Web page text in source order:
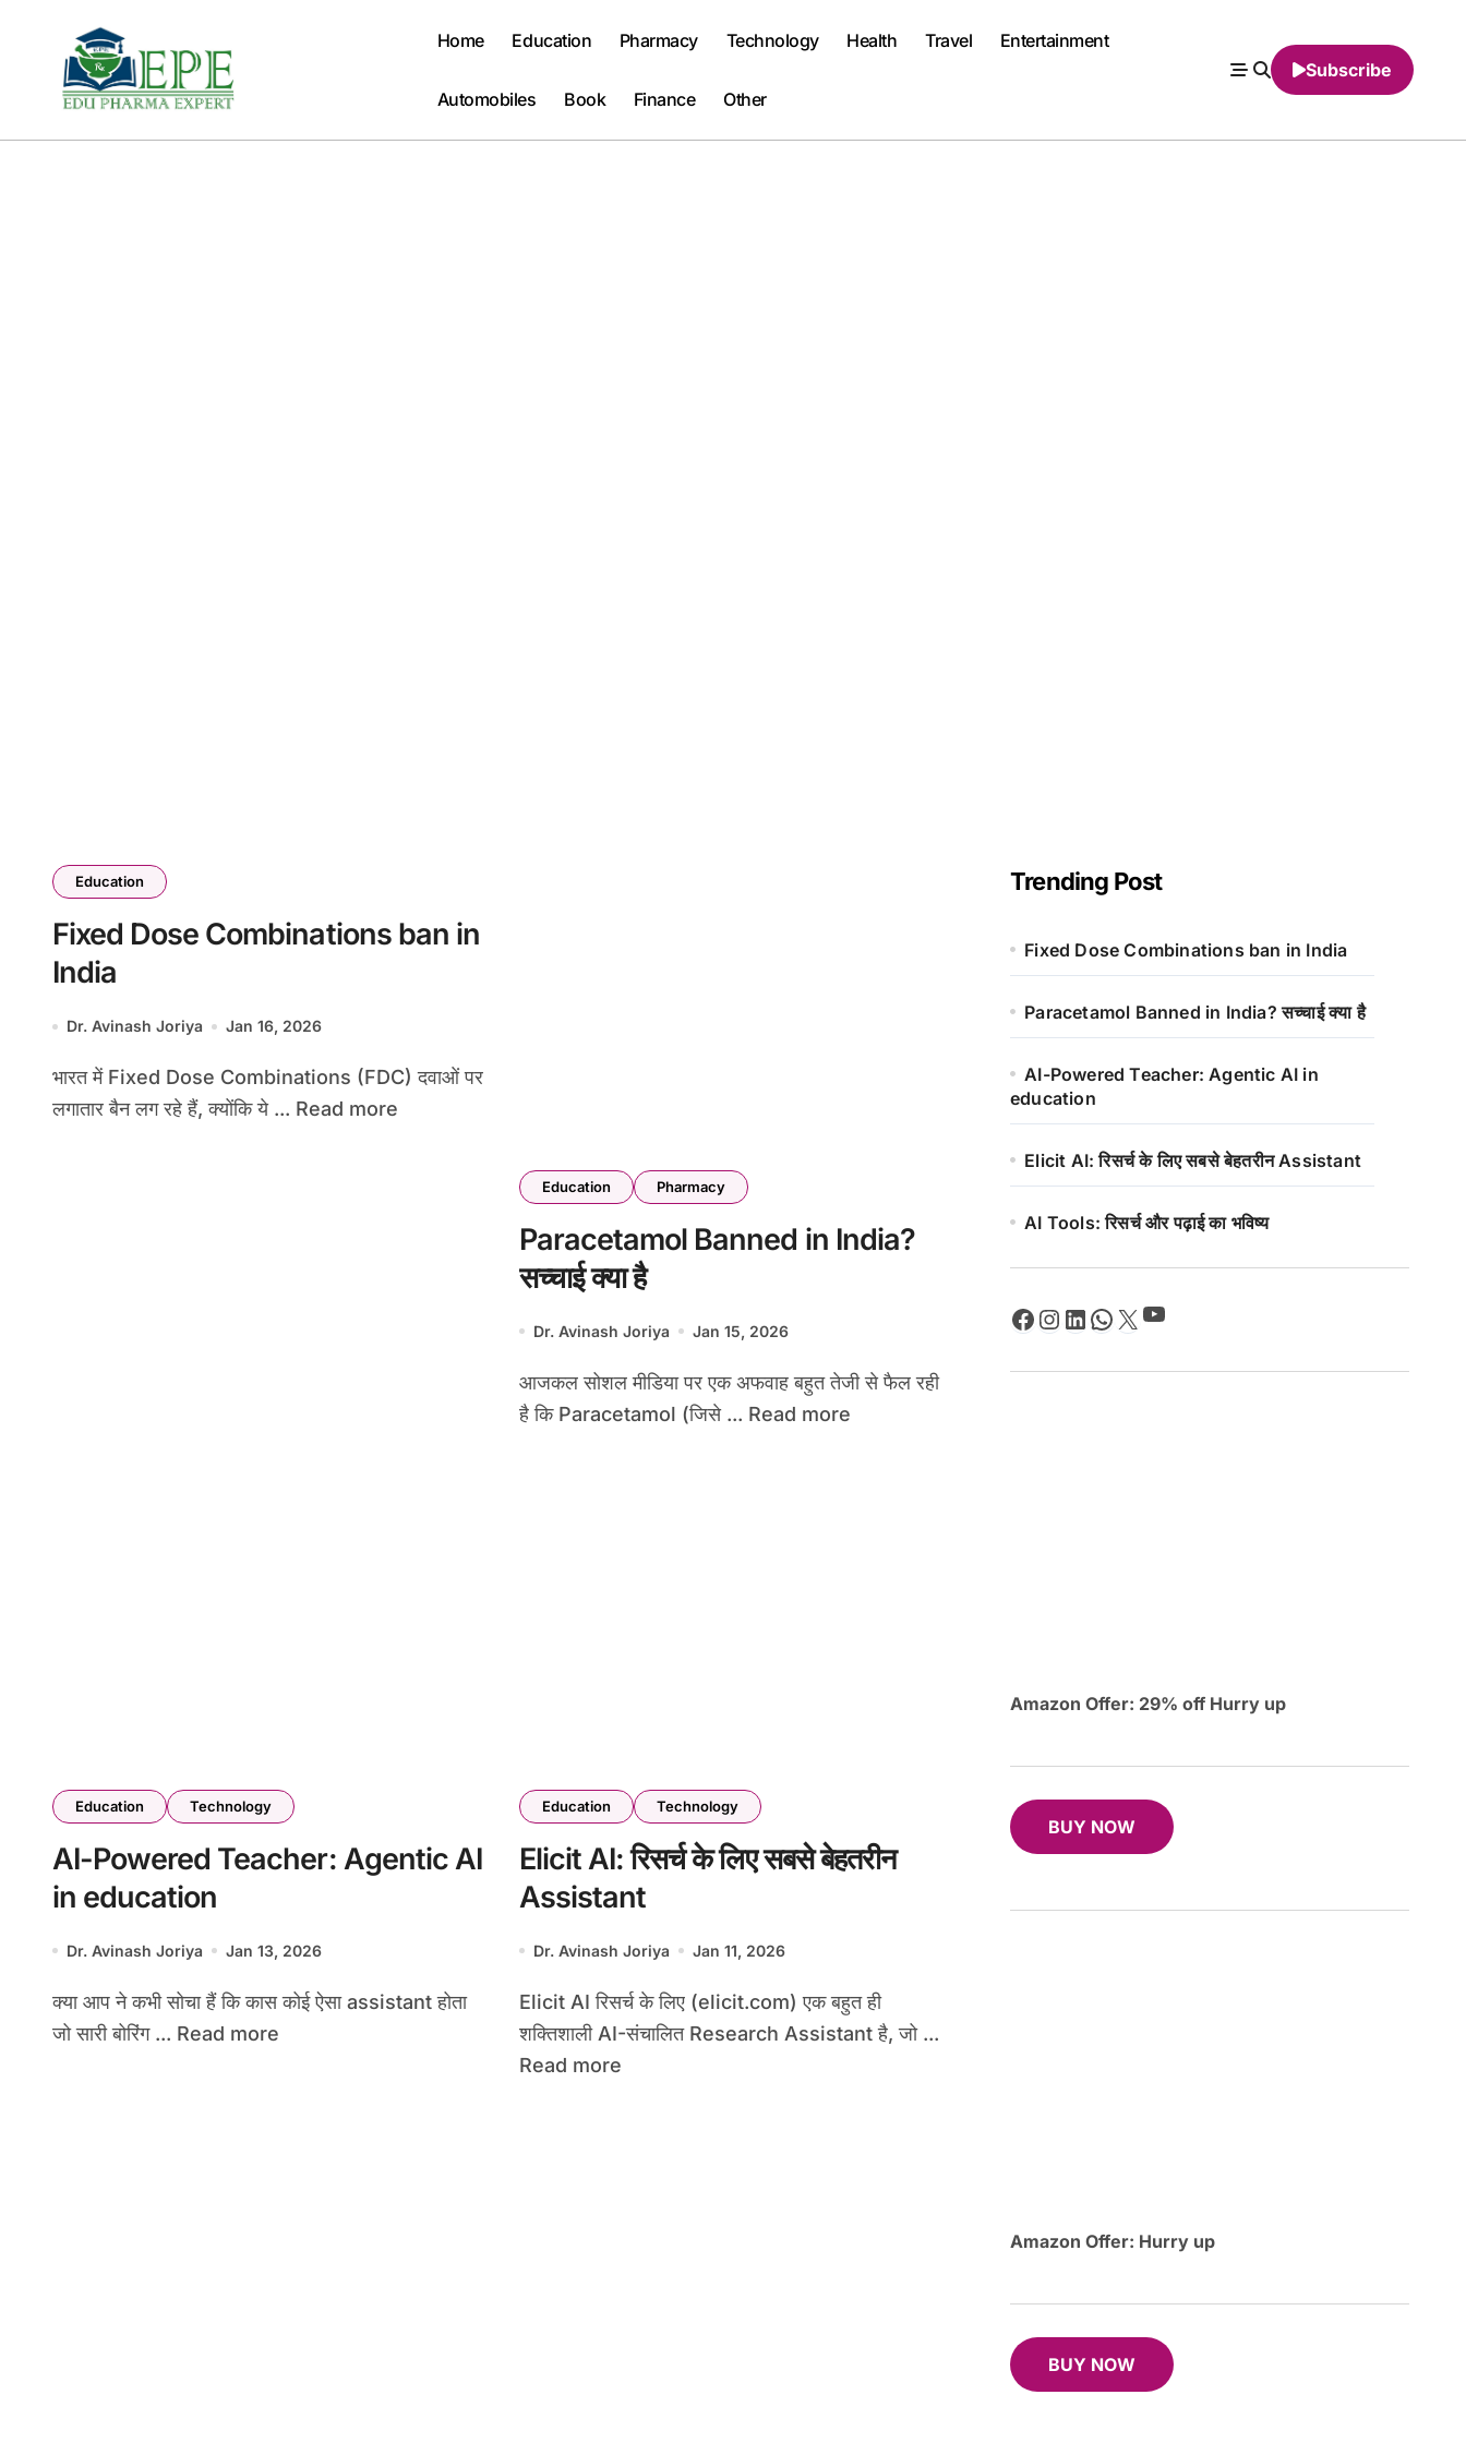
Home Education Pharmacy Technology Health Travel Entertainment
Automobiles Book Finance Other
Subscribe
Education
Fixed Dose Combinations ban in
India
Dr. Avinash Joriya Jan 16, 2026
भारत में Fixed Dose Combinations (FDC) दवाओं पर
लगातार बैन लग रहे हैं, क्योंकि ये ... Read more
Education Pharmacy
Paracetamol Banned in India?
सच्चाई क्या है
Dr. Avinash Joriya Jan 15, 2026
आजकल सोशल मीडिया पर एक अफवाह बहुत तेजी से फैल रही
है कि Paracetamol (जिसे ... Read more
Education Technology
AI-Powered Teacher: Agentic AI
in education
Dr. Avinash Joriya Jan 13, 2026
क्या आप ने कभी सोचा हैं कि कास कोई ऐसा assistant होता
जो सारी बोरिंग ... Read more
Education Technology
Elicit AI: रिसर्च के लिए सबसे बेहतरीन
Assistant
Dr. Avinash Joriya Jan 11, 2026
Elicit AI रिसर्च के लिए (elicit.com) एक बहुत ही
शक्तिशाली AI-संचालित Research Assistant है, जो ...
Read more
Trending Post
Fixed Dose Combinations ban in India
Paracetamol Banned in India? सच्चाई क्या है
AI-Powered Teacher: Agentic AI in
education
Elicit AI: रिसर्च के लिए सबसे बेहतरीन Assistant
AI Tools: रिसर्च और पढ़ाई का भविष्य
Facebook Instagram LinkedIn WhatsApp X YouTube
Amazon Offer: 29% off Hurry up
BUY NOW
Amazon Offer: Hurry up
BUY NOW